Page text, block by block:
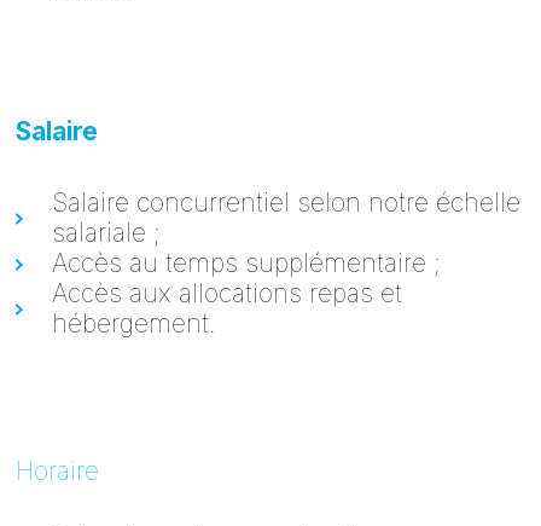
Salaire
Salaire concurrentiel selon notre échelle
salariale ;
Accès au temps supplémentaire ;
Accès aux allocations repas et
hébergement.
Horaire